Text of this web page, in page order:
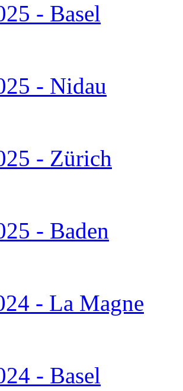
- Basel
- Nidau
- Zürich
- Baden
- La Magne
- Basel